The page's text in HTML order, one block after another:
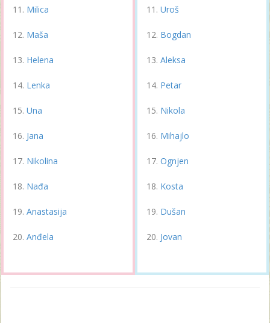
Milica
Maša
Helena
Lenka
Una
Jana
Nikolina
Nađa
Anastasija
Anđela
Uroš
Bogdan
Aleksa
Petar
Nikola
Mihajlo
Ognjen
Kosta
Dušan
Jovan